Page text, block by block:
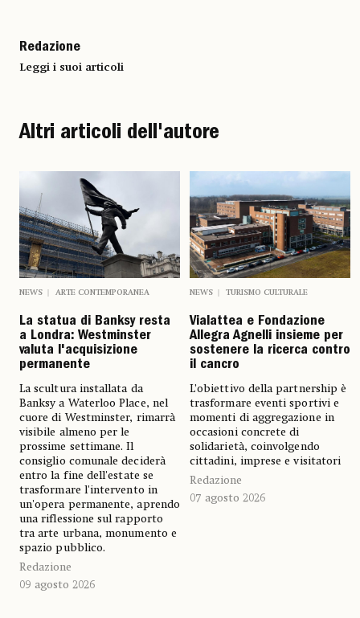
Redazione
Leggi i suoi articoli
Altri articoli dell'autore
NEWS ARTE CONTEMPORANEA
La statua di Banksy resta
a Londra: Westminster
valuta l'acquisizione
permanente
La scultura installata da
Banksy a Waterloo Place, nel
cuore di Westminster, rimarrà
visibile almeno per le
prossime settimane. Il
consiglio comunale deciderà
entro la fine dell'estate se
trasformare l'intervento in
un'opera permanente, aprendo
una riflessione sul rapporto
tra arte urbana, monumento e
spazio pubblico.
Redazione
09 agosto 2026
NEWS TURISMO CULTURALE
Vialattea e Fondazione
Allegra Agnelli insieme per
sostenere la ricerca contro
il cancro
L’obiettivo della partnership è
trasformare eventi sportivi e
momenti di aggregazione in
occasioni concrete di
solidarietà, coinvolgendo
cittadini, imprese e visitatori
Redazione
07 agosto 2026